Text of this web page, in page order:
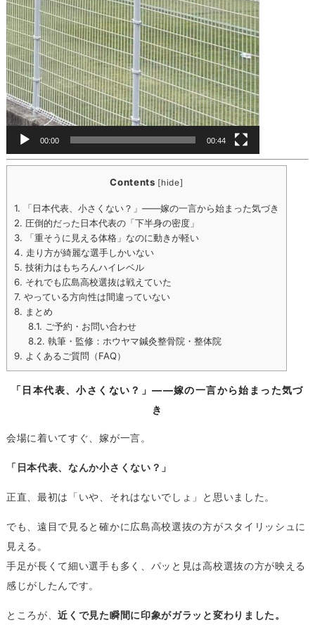
00:00 00:44
Contents [hide]
1. 「日本代表、小さくない？」——嫁の一言から始まった気づき
2. 圧倒的だった日本代表の「下半身の密度」
3. 「重そうに見える体格」なのに動きが軽い
4. 走り方が綺麗な選手しかいない
5. 技術力はもちろんハイレベル
6. それでも広島高校選抜は戦えていた
7. やっている方向性は間違っていない
8. まとめ
8.1. ご予約・お問い合わせ
8.2. 執筆・監修：ホウヤマ鍼灸整骨院・整体院
9. よくあるご質問（FAQ）
「日本代表、小さくない？」——嫁の一言から始まった気づ
き
会場に着いてすぐ、嫁が一言。
「日本代表、なんか小さくない？」
正直、最初は「いや、それはないでしょ」と思いました。
でも、遠目で見ると確かに広島高校選抜の方がスタイリッシュに
見える。
手足が長くて細い選手も多く、パッと見は高校選抜の方が映える
感じがしたんです。
ところが、近くで見た瞬間に印象がガラッと変わりました。